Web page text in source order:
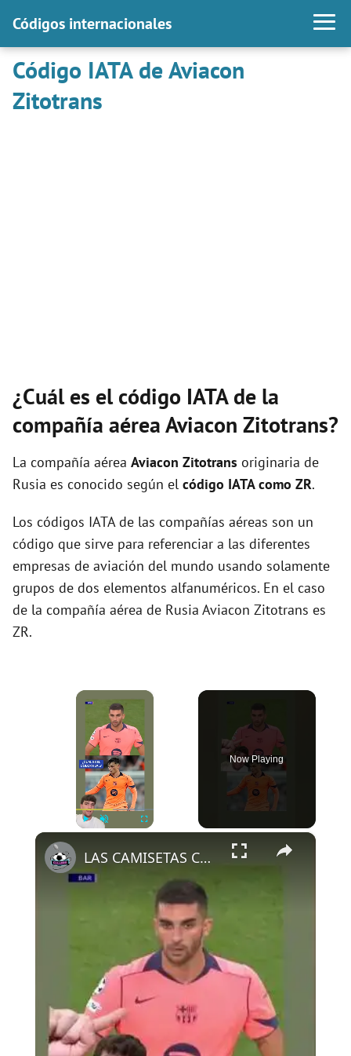
Códigos internacionales
Código IATA de Aviacon
Zitotrans
¿Cuál es el código IATA de la
compañía aérea Aviacon Zitotrans?
La compañía aérea Aviacon Zitotrans originaria de
Rusia es conocido según el código IATA como ZR.
Los códigos IATA de las compañías aéreas son un
código que sirve para referenciar a las diferentes
empresas de aviación del mundo usando solamente
grupos de dos elementos alfanuméricos. En el caso
de la compañía aérea de Rusia Aviacon Zitotrans es
ZR.
×
Now Playing
×
LAS CAMISETAS CAMBIAN DE COLOR